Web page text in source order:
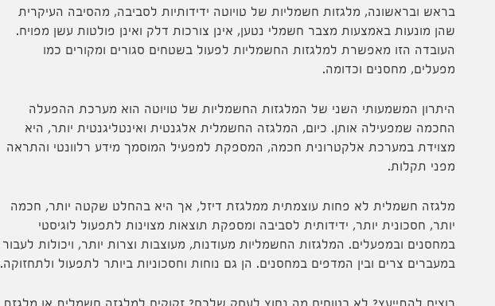
בראש ובראשונה, מלגזות חשמליות של טויוטה ידידותיות לסביבה, מהסיבה העיקרית
שהן מונעות באמצעות מצבר חשמלי נטען, אינן צורכות דלק ואינן פולטות עשן מפויח.
העובדה הזו מאפשרת למלגזות החשמליות לפעול בשטחים סגורים ומקורים כמו
מפעלים, מחסנים וכדומה.
היתרון המשמעותי השני של המלגזות החשמליות של טויוטה הוא מערכת ההפעלה
החכמה שמפעילה אותן. כיום, המלגזה החשמלית אלגנטית ואינטליגנטית יותר, היא
מצוידת במערכת אלקטרונית חכמה, המספקת למפעיל המוסמך מידע רלוונטי והתראה
מפני תקלות.
מלגזה חשמלית לא פחות עוצמתית ממלגזת דיזל, אך היא בהחלט שקטה יותר, חכמה
יותר, חסכונית יותר, ידידותית לסביבה ומספקת תוצאות מצוינות לתפעול לוגיסטי
במחסנים ובמפעלים. המלגזות החשמליות מעודנות, מעוצבות וצרות יותר, ויכולות לעבור
במעברים צרים ובין המדפים במחסנים. הן גם נוחות וחסכוניות ביותר לתפעול ולתחזוקה.